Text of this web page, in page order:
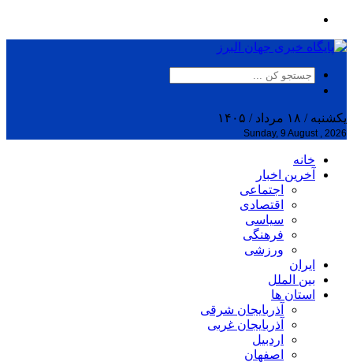
یکشنبه / ۱۸ مرداد / ۱۴۰۵
Sunday, 9 August , 2026
خانه
آخرین اخبار
اجتماعی
اقتصادی
سیاسی
فرهنگی
ورزشی
ایران
بین الملل
استان ها
آذربایجان شرقی
آذربایجان غربی
اردبیل
اصفهان